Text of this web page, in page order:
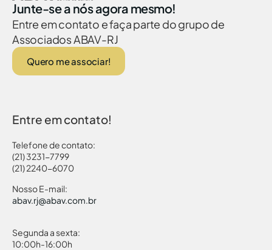
Junte-se a nós agora mesmo!
Entre em contato e faça parte do grupo de
Associados ABAV-RJ
Quero me associar!
Entre em contato!
Telefone de contato:
(21) 3231-7799
(21) 2240-6070
Nosso E-mail:
abav.rj@abav.com.br
Segunda a sexta:
10:00h-16:00h